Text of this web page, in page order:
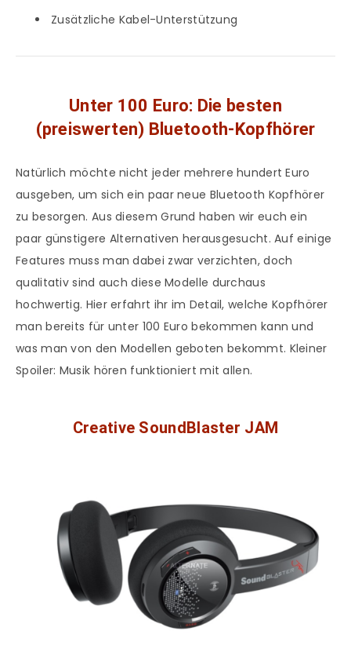
Zusätzliche Kabel-Unterstützung
Unter 100 Euro: Die besten
(preiswerten) Bluetooth-Kopfhörer
Natürlich möchte nicht jeder mehrere hundert Euro
ausgeben, um sich ein paar neue Bluetooth Kopfhörer
zu besorgen. Aus diesem Grund haben wir euch ein
paar günstigere Alternativen herausgesucht. Auf einige
Features muss man dabei zwar verzichten, doch
qualitativ sind auch diese Modelle durchaus
hochwertig. Hier erfahrt ihr im Detail, welche Kopfhörer
man bereits für unter 100 Euro bekommen kann und
was man von den Modellen geboten bekommt. Kleiner
Spoiler: Musik hören funktioniert mit allen.
Creative SoundBlaster JAM